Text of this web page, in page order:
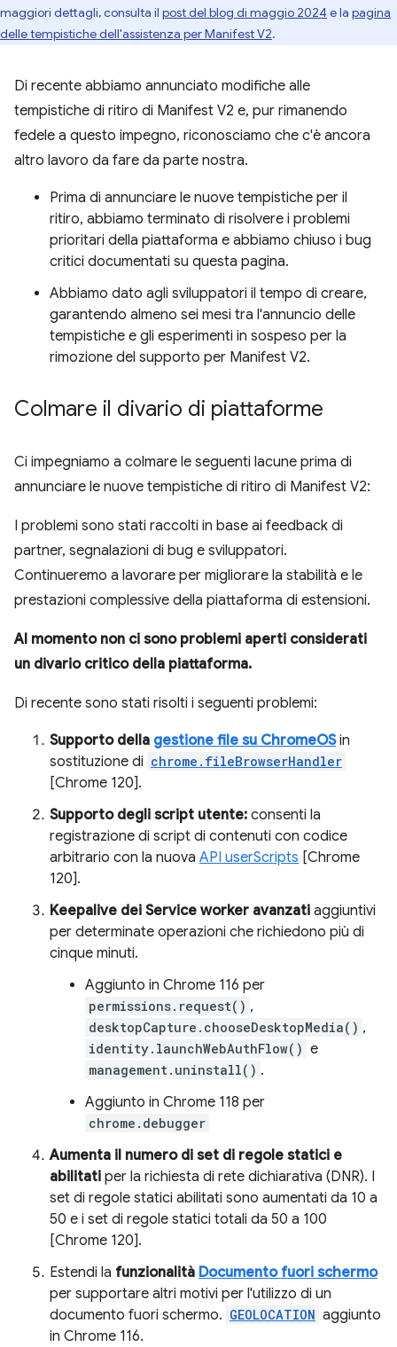
maggiori dettagli, consulta il post del blog di maggio 2024e la pagina
delle tempistiche dell'assistenza per Manifest V2.
Di recente abbiamo annunciato modifiche alle
tempistiche di ritiro di Manifest V2 e, pur rimanendo
fedele a questo impegno, riconosciamo che c'è ancora
altro lavoro da fare da parte nostra.
Prima di annunciare le nuove tempistiche per il
ritiro, abbiamo terminato di risolvere i problemi
prioritari della piattaforma e abbiamo chiuso i bug
critici documentati su questa pagina.
Abbiamo dato agli sviluppatori il tempo di creare,
garantendo almeno sei mesi tra l'annuncio delle
tempistiche e gli esperimenti in sospeso per la
rimozione del supporto per Manifest V2.
Colmare il divario di piattaforme
Ci impegniamo a colmare le seguenti lacune prima di
annunciare le nuove tempistiche di ritiro di Manifest V2:
I problemi sono stati raccolti in base ai feedback di
partner, segnalazioni di bug e sviluppatori.
Continueremo a lavorare per migliorare la stabilità e le
prestazioni complessive della piattaforma di estensioni.
Al momento non ci sono problemi aperti considerati
un divario critico della piattaforma.
Di recente sono stati risolti i seguenti problemi:
Supporto della gestione file su ChromeOSin
sostituzione di chrome.fileBrowserHandler
[Chrome 120].
Supporto degli script utente: consenti la
registrazione di script di contenuti con codice
arbitrario con la nuova API userScripts [Chrome
120].
Keepalive dei Service worker avanzati aggiuntivi
per determinate operazioni che richiedono più di
cinque minuti.
Aggiunto in Chrome 116 per
permissions.request() ,
desktopCapture.chooseDesktopMedia() ,
identity.launchWebAuthFlow() e
management.uninstall() .
Aggiunto in Chrome 118 per
chrome.debugger
Aumenta il numero di set di regole statici e
abilitati per la richiesta di rete dichiarativa (DNR). I
set di regole statici abilitati sono aumentati da 10 a
50 e i set di regole statici totali da 50 a 100
[Chrome 120].
Estendi la funzionalità Documento fuori schermo
per supportare altri motivi per l'utilizzo di un
documento fuori schermo. GEOLOCATION aggiunto
in Chrome 116.